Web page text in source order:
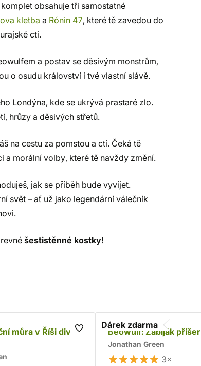
obsahuje tři samostatné
kletba a Rónin 47, které tě zavedou do
cti.
a postav se děsivým monstrům,
o osudu království i tvé vlastní slávě.
Londýna, kde se ukrývá prastaré zlo.
hrůzy a děsivých střetů.
na cestu za pomstou a ctí. Čeká tě
morální volby, které tě navždy změní.
jak se příběh bude vyvíjet.
svět – ať už jako legendární válečník
šestistěnné kostky!
můra v Říši divů
Dárek zdarma
Beowulf: Zabiják příšer
Jonathan Green
3×